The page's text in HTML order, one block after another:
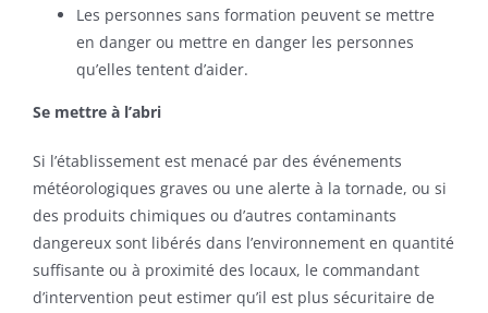
Les personnes sans formation peuvent se mettre
en danger ou mettre en danger les personnes
qu’elles tentent d’aider.
Se mettre à l’abri
Si l’établissement est menacé par des événements
météorologiques graves ou une alerte à la tornade, ou si
des produits chimiques ou d’autres contaminants
dangereux sont libérés dans l’environnement en quantité
suffisante ou à proximité des locaux, le commandant
d’intervention peut estimer qu’il est plus sécuritaire de